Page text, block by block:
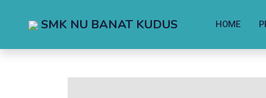
SMK NU BANAT KUDUS HOME